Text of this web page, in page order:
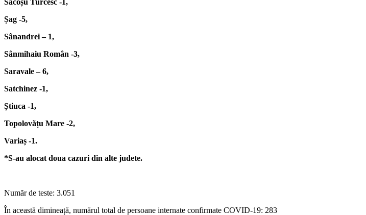
Șag -5,
Sânandrei – 1,
Sânmihaiu Român -3,
Saravale – 6,
Satchinez -1,
Știuca -1,
Topolovățu Mare -2,
Variaș -1.
*S-au alocat doua cazuri din alte judete.
Număr de teste: 3.051
În această dimineață, numărul total de persoane internate confirmate COVID-19: 283